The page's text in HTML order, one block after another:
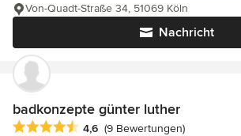
Nachricht
Von-Quadt-Straße 34, 51069 Köln
badkonzepte günter luther
Durchschnittliche Bewertung: 4.6 von 5
4,6 (9 Bewertungen)